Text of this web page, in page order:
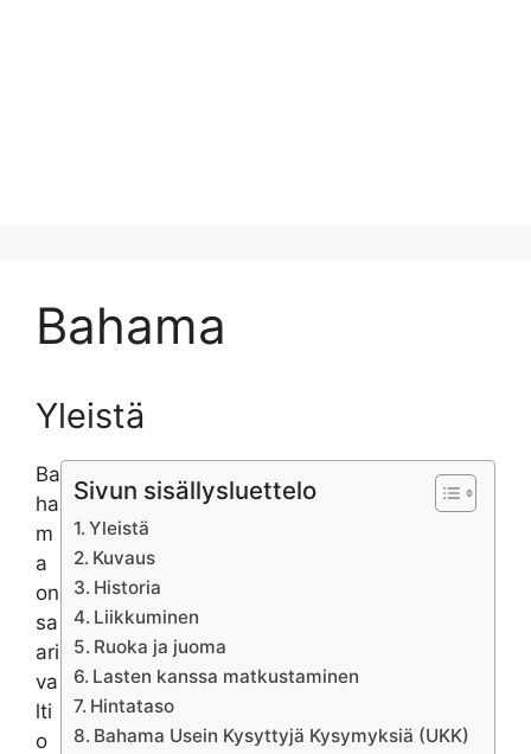
Bahama
Yleistä
Sivun sisällysluettelo
Yleistä
Kuvaus
Historia
Liikkuminen
Ruoka ja juoma
Lasten kanssa matkustaminen
Hintataso
Bahama Usein Kysyttyjä Kysymyksiä (UKK)
Ba
ha
m
a
on
sa
ari
va
lti
o